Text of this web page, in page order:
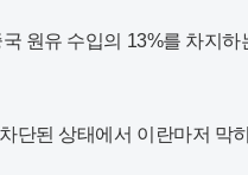
원유 수입의 13%를 차지하
단된 상태에서 이란마저 막